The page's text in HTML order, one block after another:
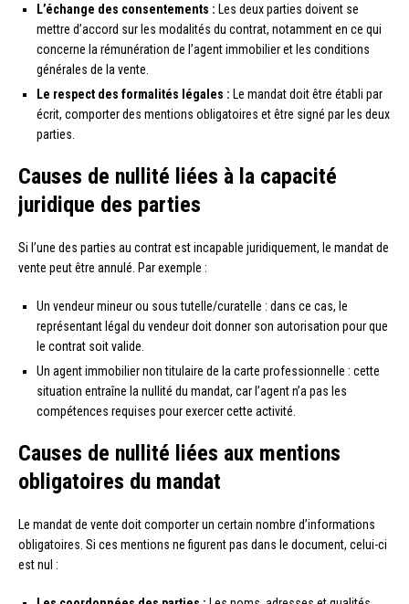
L’échange des consentements : Les deux parties doivent se
mettre d’accord sur les modalités du contrat, notamment en ce qui
concerne la rémunération de l’agent immobilier et les conditions
générales de la vente.
Le respect des formalités légales : Le mandat doit être établi par
écrit, comporter des mentions obligatoires et être signé par les deux
parties.
Causes de nullité liées à la capacité
juridique des parties
Si l’une des parties au contrat est incapable juridiquement, le mandat de
vente peut être annulé. Par exemple :
Un vendeur mineur ou sous tutelle/curatelle : dans ce cas, le
représentant légal du vendeur doit donner son autorisation pour que
le contrat soit valide.
Un agent immobilier non titulaire de la carte professionnelle : cette
situation entraîne la nullité du mandat, car l’agent n’a pas les
compétences requises pour exercer cette activité.
Causes de nullité liées aux mentions
obligatoires du mandat
Le mandat de vente doit comporter un certain nombre d’informations
obligatoires. Si ces mentions ne figurent pas dans le document, celui-ci
est nul :